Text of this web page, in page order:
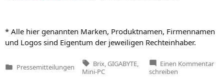
* Alle hier genann­ten Mar­ken, Pro­dukt­na­men, Fir­men­na­men
und Logos sind Eigen­tum der jewei­li­gen Rechteinhaber.
Veröffentlicht
Pressemitteilungen
Tags:
Brix GIGABYTE
Mini-PC
Einen Kommentarzu
schreiben